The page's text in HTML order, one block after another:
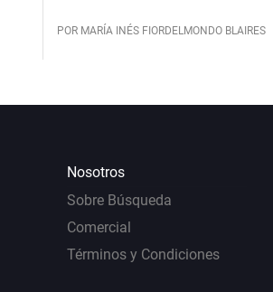
POR MARÍA INÉS FIORDELMONDO BLAIRES
Nosotros
Sobre Búsqueda
Comercial
Términos y Condiciones